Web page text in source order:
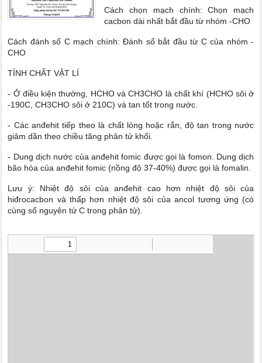
Cách chọn mạch chính: Chọn mạch
cacbon dài nhất bắt đầu từ nhóm -CHO
Cách đánh số C mạch chính: Đánh số bắt đầu từ C của nhóm -
CHO
TÍNH CHẤT VẬT LÍ
- Ở điều kiện thường, HCHO và CH3CHO là chất khí (HCHO sôi ở
-190C, CH3CHO sôi ở 210C) và tan tốt trong nước.
- Các anđehit tiếp theo là chất lỏng hoặc rắn, độ tan trong nước
giảm dần theo chiều tăng phân tử khối.
- Dung dịch nước của anđehit fomic được gọi là fomon. Dung dịch
bão hòa của anđehit fomic (nồng độ 37-40%) được gọi là fomalin.
Lưu ý: Nhiệt độ sôi của anđehit cao hơn nhiệt độ sôi của
hiđrocacbon và thấp hơn nhiệt độ sôi của ancol tương ứng (có
cùng số nguyên tử C trong phân tử).